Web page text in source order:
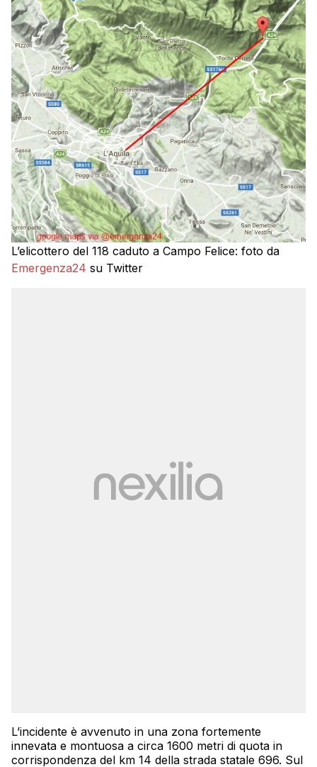
L’elicottero del 118 caduto a Campo Felice: foto da
Emergenza24 su Twitter
L’incidente è avvenuto in una zona fortemente
innevata e montuosa a circa 1600 metri di quota in
corrispondenza del km 14 della strada statale 696. Sul